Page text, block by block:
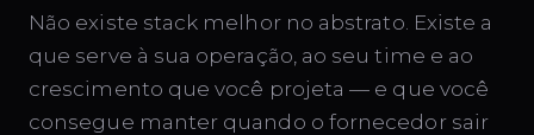
Não existe stack melhor no abstrato. Existe a
que serve à sua operação, ao seu time e ao
crescimento que você projeta — e que você
consegue manter quando o fornecedor sair